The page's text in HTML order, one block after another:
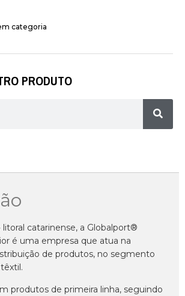
categoria
PRODUTO
litoral catarinense, a Globalport®
é uma empresa que atua na
de produtos, no segmento
produtos de primeira linha, seguindo